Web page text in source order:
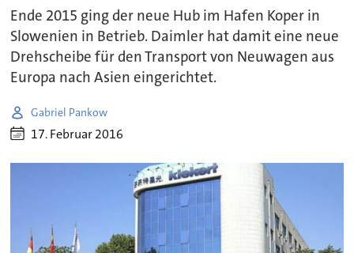
Ende 2015 ging der neue Hub im Hafen Koper in
Slowenien in Betrieb. Daimler hat damit eine neue
Drehscheibe für den Transport von Neuwagen aus
Europa nach Asien eingerichtet.
Gabriel Pankow
17. Februar 2016